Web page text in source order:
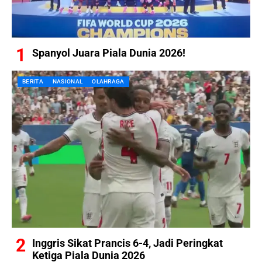
Spanyol Juara Piala Dunia 2026!
BERITA NASIONAL OLAHRAGA
Inggris Sikat Prancis 6-4, Jadi Peringkat
Ketiga Piala Dunia 2026